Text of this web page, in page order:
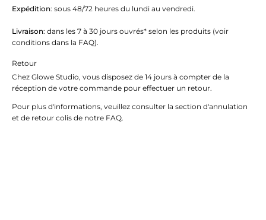
Expédition: sous 48/72 heures du lundi au vendredi.
Livraison: dans les 7 à 30 jours ouvrés* selon les produits (voir
conditions dans la FAQ).
Retour
Chez Glowe Studio, vous disposez de 14 jours à compter de la
réception de votre commande pour effectuer un retour.
Pour plus d'informations, veuillez consulter la section d'annulation
et de retour colis de notre FAQ.